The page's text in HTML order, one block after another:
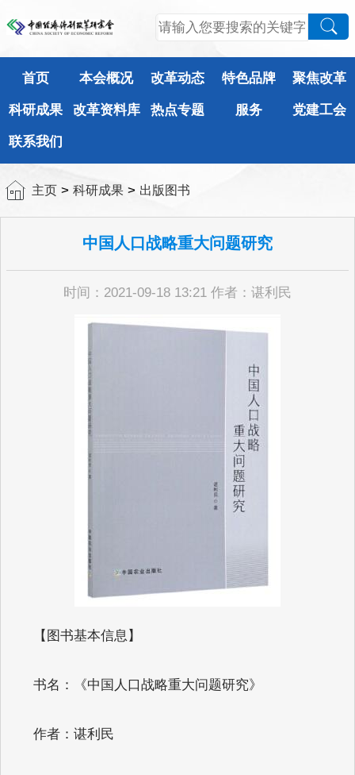
首页 本会概况 改革动态 特色品牌 聚焦改革
科研成果 改革资料库 热点专题 服务 党建工会
联系我们
主页 >科研成果 > 出版图书
中国人口战略重大问题研究
时间：2021-09-18 13:21 作者：谌利民
【图书基本信息】
书名：《中国人口战略重大问题研究》
作者：谌利民